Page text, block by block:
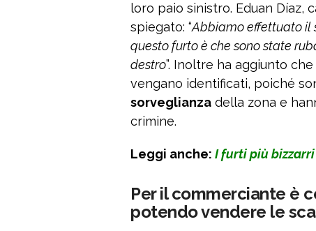
loro paio sinistro. Eduan Díaz,
spiegato: “Abbiamo effettuato il
questo furto è che sono state
destro”. Inoltre ha aggiunto che
vengano identificati, poiché
sorveglianza della zona e
crimine.
Leggi anche: I furti più
Per il commerciante è
potendo vendere le